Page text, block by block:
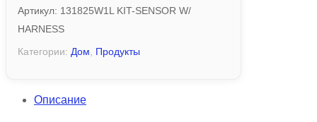
Артикул: 131825W1L KIT-SENSOR W/
HARNESS
Категории: Дом Продукты
Описание